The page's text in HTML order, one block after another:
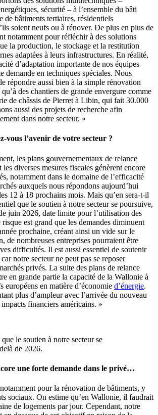
sécurité – à l’ensemble du bâti
de bâtiments tertiaires, résidentiels
soient neufs ou à rénover. De plus en plus de
notamment pour réfléchir à des solutions
la production, le stockage et la restitution
adaptées à leurs infrastructures. En réalité,
d’adaptation importante de nos équipes
demande en techniques spéciales. Nous
répondre aussi bien à la simple rénovation
des chantiers de grande envergure comme
de châssis de Pierret à Libin, qui fait 30.000
aussi des projets de recherche afin
dans notre secteur. »
vous l’avenir de votre secteur ?
les plans gouvernementaux de relance
diverses mesures fiscales génèrent encore
notamment dans le domaine de l’efficacité
auxquels nous répondons aujourd’hui
12 à 18 prochains mois. Mais qu’en sera-t-il
que le soutien à notre secteur se poursuive,
juin 2026, date limite pour l’utilisation des
est grand que les demandes diminuent
prochaine, créant ainsi un vide sur le
de nombreuses entreprises pourraient être
difficultés. Il est aussi essentiel de soutenir
notre secteur ne peut pas se reposer
privés. La suite des plans de relance
en grande partie la capacité de la Wallonie à
européens en matière d’économie d’énergie.
plus d’ampleur avec l’arrivée du nouveau
financiers américains. »
le soutien à notre secteur se
de 2026.
une forte demande dans le privé…
pour la rénovation de bâtiments, y
sociaux. On estime qu’en Wallonie, il faudrait
de logements par jour. Cependant, notre